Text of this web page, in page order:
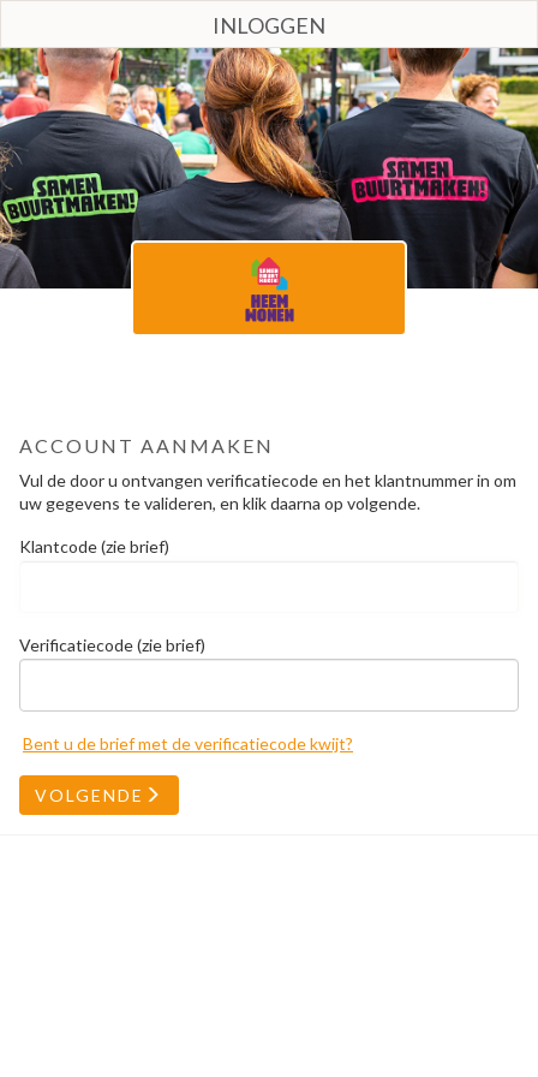
INLOGGEN
ACCOUNT AANMAKEN
Vul de door u ontvangen verificatiecode en het klantnummer in om
uw gegevens te valideren, en klik daarna op volgende.
Klantcode (zie brief)
Verificatiecode (zie brief)
Bent u de brief met de verificatiecode kwijt?
VOLGENDE